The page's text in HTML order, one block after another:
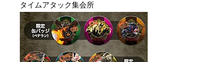
タイムアタック集会所